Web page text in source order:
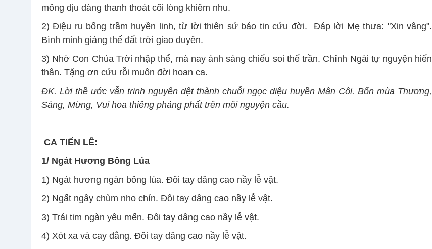
mông dịu dàng thanh thoát cõi lòng khiêm nhu.
2) Điệu ru bổng trầm huyền linh, từ lời thiên sứ báo tin cứu đời. Đáp lời Mẹ thưa: "Xin vâng".
Bình minh giáng thế đất trời giao duyên.
3) Nhờ Con Chúa Trời nhập thể, mà nay ánh sáng chiếu soi thế trần. Chính Ngài tự nguyện hiến
thân. Tặng ơn cứu rỗi muôn đời hoan ca.
ĐK. Lời thề ước vẫn trinh nguyên dệt thành chuỗi ngọc diệu huyền Mân Côi. Bốn mùa Thương,
Sáng, Mừng, Vui hoa thiêng phảng phất trên môi nguyện cầu.
CA TIẾN LỄ:
1/ Ngát Hương Bông Lúa
1) Ngát hương ngàn bông lúa. Đôi tay dâng cao nầy lễ vật.
2) Ngất ngây chùm nho chín. Đôi tay dâng cao nầy lễ vật.
3) Trái tim ngàn yêu mến. Đôi tay dâng cao nầy lễ vật.
4) Xót xa và cay đắng. Đôi tay dâng cao nầy lễ vật.